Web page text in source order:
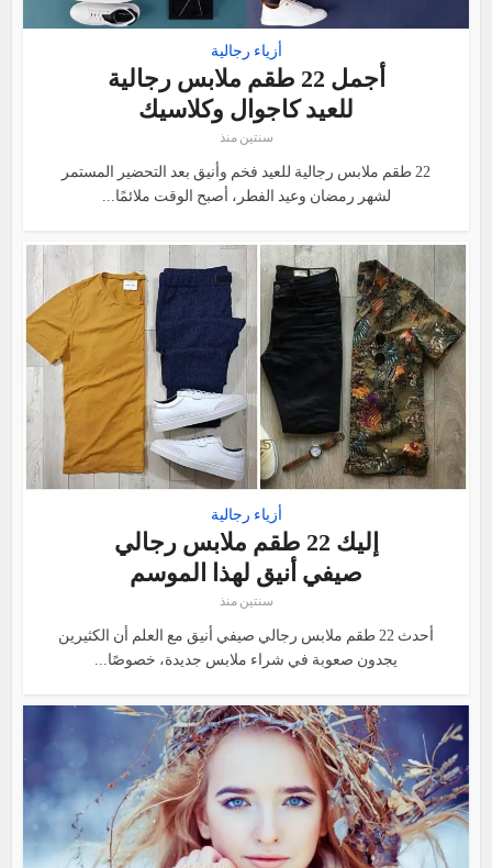
أزياء رجالية
أجمل 22 طقم ملابس رجالية
للعيد كاجوال وكلاسيك
سنتين منذ
22 طقم ملابس رجالية للعيد فخم وأنيق بعد التحضير المستمر
لشهر رمضان وعيد الفطر، أصبح الوقت ملائمًا...
أزياء رجالية
إليك 22 طقم ملابس رجالي
صيفي أنيق لهذا الموسم
سنتين منذ
أحدث 22 طقم ملابس رجالي صيفي أنيق مع العلم أن الكثيرين
يجدون صعوبة في شراء ملابس جديدة، خصوصًا...